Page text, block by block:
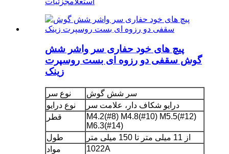
پیچ های خود حفاری سر واشر شش
گوش سقفی دو رزوه ای بست روسپرت
زینک
نوع سر
سر شش گوش
نوع درایو
درایو شکاف دار، علامت سر
قطر
M4.2(#8) M4.8(#10) M5.5(#12)
M6.3(#14)
طول
از 11 میلی متر تا 150 میلی متر
مواد
1022A